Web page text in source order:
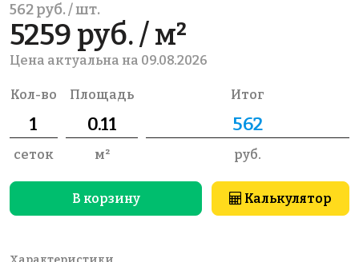
562 руб. / шт.
5259 руб. / м²
Цена актуальна на 09.08.2026
Кол-во
сеток
Площадь
м²
Итог
руб.
В корзину Калькулятор